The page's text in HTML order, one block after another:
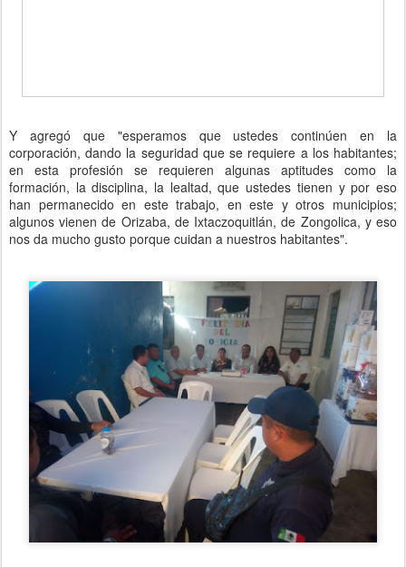
Y agregó que "esperamos que ustedes continúen en la
corporación, dando la seguridad que se requiere a los habitantes;
en esta profesión se requieren algunas aptitudes como la
formación, la disciplina, la lealtad, que ustedes tienen y por eso
han permanecido en este trabajo, en este y otros municipios;
algunos vienen de Orizaba, de Ixtaczoquitlán, de Zongolica, y eso
nos da mucho gusto porque cuidan a nuestros habitantes".